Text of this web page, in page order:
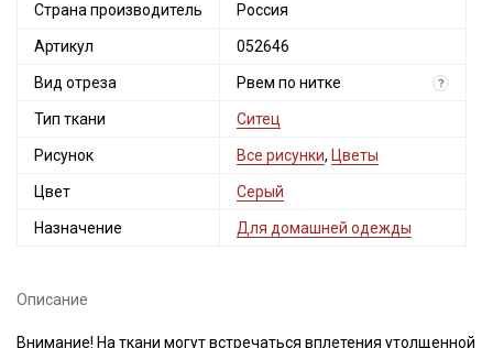
Страна производитель Россия
Артикул 052646
Вид отреза Рвем по нитке ?
Тип ткани Ситец
Рисунок Все рисунки, Цветы
Цвет Серый
Назначение Для домашней одежды
Описание
Внимание! На ткани могут встречаться вплетения утолщенной